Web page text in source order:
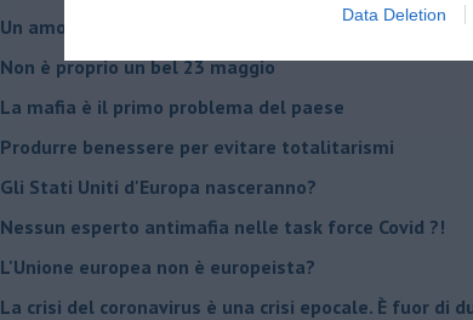
Data Deletion
Un amore che ci ha portato anche la mafia
Non è proprio un bel 23 maggio
La mafia è il primo problema del paese
Produrre benessere per evitare totalitarismi
Gli Stati Uniti d'Europa nasceranno?
Nessun esperto antimafia nelle task force Covid ?!
L'Unione europea non è europeista?
La crisi del coronavirus è una crisi epocale. È fuor di